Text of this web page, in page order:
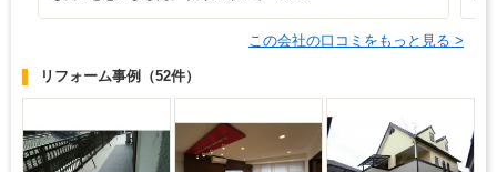
この会社の口コミをもっと見る >
リフォーム事例 （52件）